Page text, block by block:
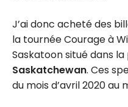
J’ai donc acheté des
la tournée Courage à
Saskatoon situé dans
Saskatchewan. Ces
du mois d’avril 2020 au